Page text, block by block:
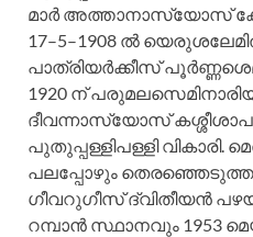
മാര്‍ അത്താനാസ്യോസ്‌
17–5–1908 ല്‍
പാത്രിയര്‍ക്കീസ്‌
1920 ന്‌
ദീവന്നാസ്യോസ്‌
പുതുപ്പള്ളിപള്ളി വികാരി.
പലപ്പോഴും തെരഞ്ഞെടുത്തു.
ഗീവറുഗീസ്‌ ദ്വിതീയന്‍
റമ്പാന്‍ സ്ഥാനവും 1953